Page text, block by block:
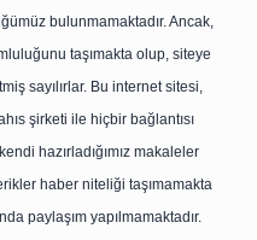
bulunmamaktadır. Ancak,
taşımakta olup, siteye
sayılırlar. Bu internet sitesi,
şirketi ile hiçbir bağlantısı
hazırladığımız makaleler
haber niteliği taşımamakta
paylaşım yapılmamaktadır.